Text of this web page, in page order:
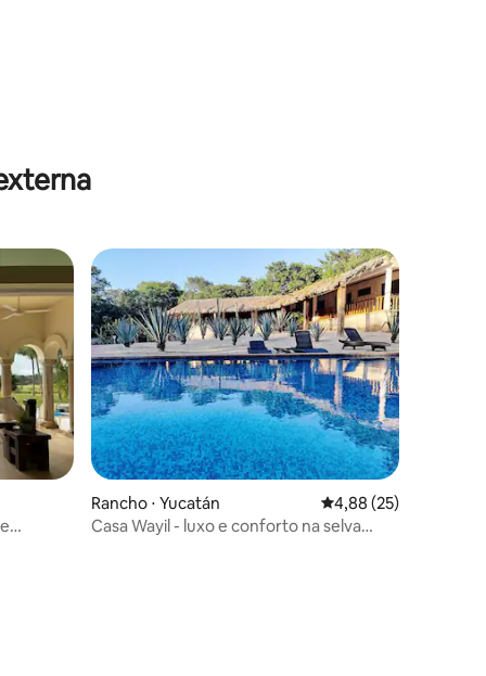
Rancho ⋅ Yucatán 4,88 de uma
4,88 (25)
Casa Wayil - luxo e conforto na selva